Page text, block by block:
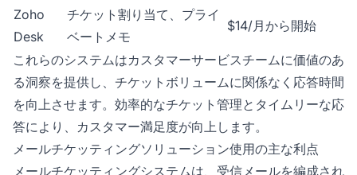
Zoho
Desk
チケット割り当て、プライ
ベートメモ
$14/月から開始
これらのシステムはカスタマーサービスチームに価値のあ
る洞察を提供し、チケットボリュームに関係なく応答時間
を向上させます。効率的なチケット管理とタイムリーな応
答により、カスタマー満足度が向上します。
メールチケッティングソリューション使用の主な利点
メールチケッティングシステムは、受信メールを編成され